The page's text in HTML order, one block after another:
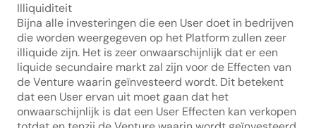
Illiquiditeit
Bijna alle investeringen die een User doet in bedrijven
die worden weergegeven op het Platform zullen zeer
illiquide zijn. Het is zeer onwaarschijnlijk dat er een
liquide secundaire markt zal zijn voor de Effecten van
de Venture waarin geïnvesteerd wordt. Dit betekent
dat een User ervan uit moet gaan dat het
onwaarschijnlijk is dat een User Effecten kan verkopen